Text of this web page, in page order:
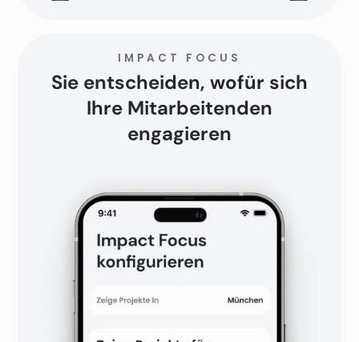
IMPACT FOCUS
Sie entscheiden, wofür sich
Ihre Mitarbeitenden
engagieren